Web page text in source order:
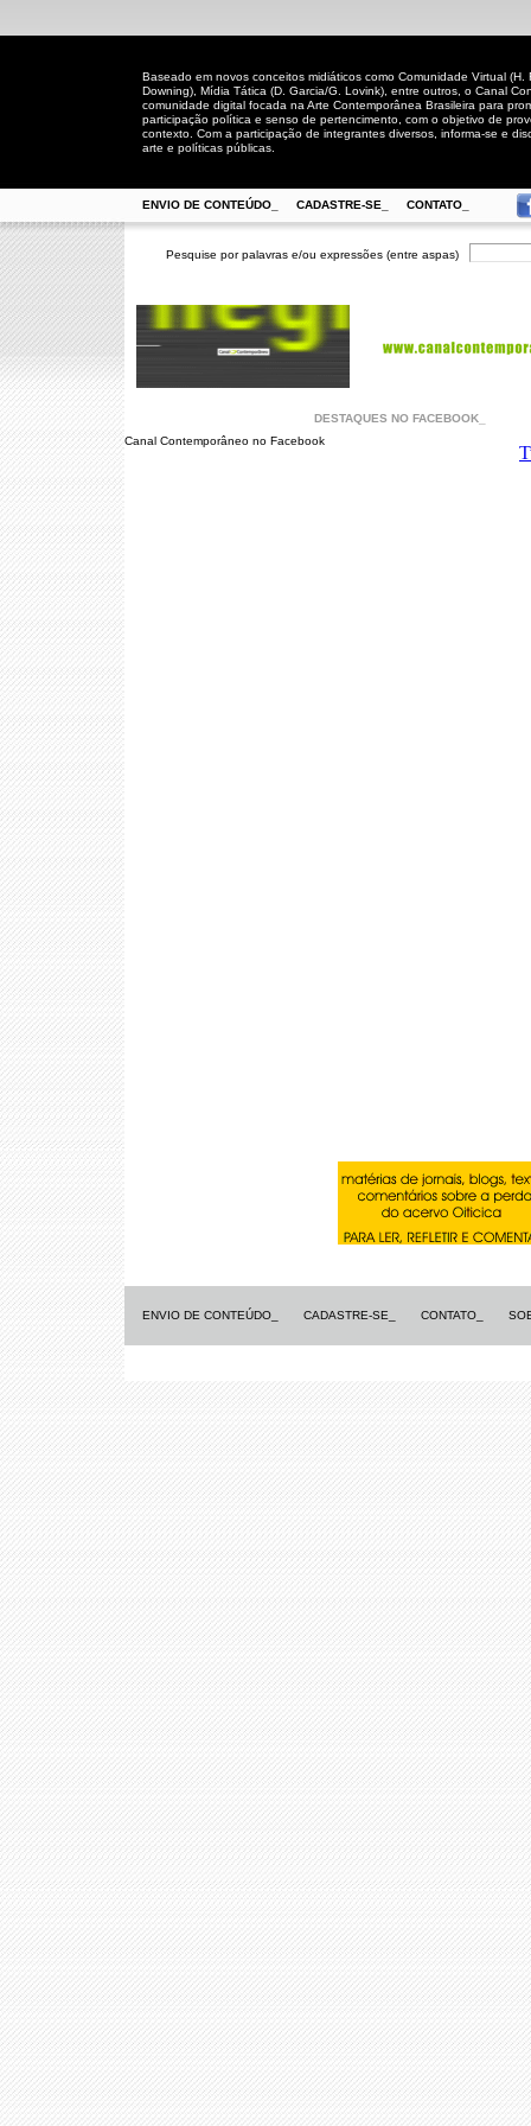
Baseado em novos conceitos midiáticos como Comunidade Virtual (H.
Downing), Mídia Tática (D. Garcia/G. Lovink), entre outros, o Canal
comunidade digital focada na Arte Contemporânea Brasileira para
participação política e senso de pertencimento, com o objetivo de
contexto. Com a participação de integrantes diversos, informa-se e
arte e políticas públicas.
ENVIO DE CONTEÚDO_ CADASTRE-SE_ CONTATO_
Pesquise por palavras e/ou expressões (entre aspas)
DESTAQUES NO FACEBOOK_
Canal Contemporâneo no Facebook
ENVIO DE CONTEÚDO_ CADASTRE-SE_ CONTATO_